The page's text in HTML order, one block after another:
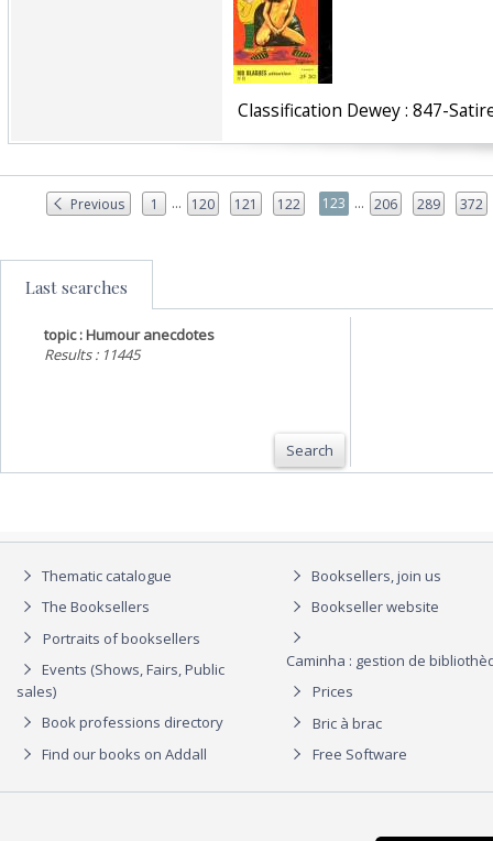
Classification Dewey : 847-
Previous 1 ... 120 121 122 123 ... 206 289 372
Last searches
topic : Humour anecdotes
Results : 11445
Search
Thematic catalogue
The Booksellers
Portraits of booksellers
Events (Shows, Fairs, Public
sales)
Book professions directory
Find our books on Addall
Booksellers, join us
Bookseller website
Caminha : gestion de
Prices
Bric à brac
Free Software